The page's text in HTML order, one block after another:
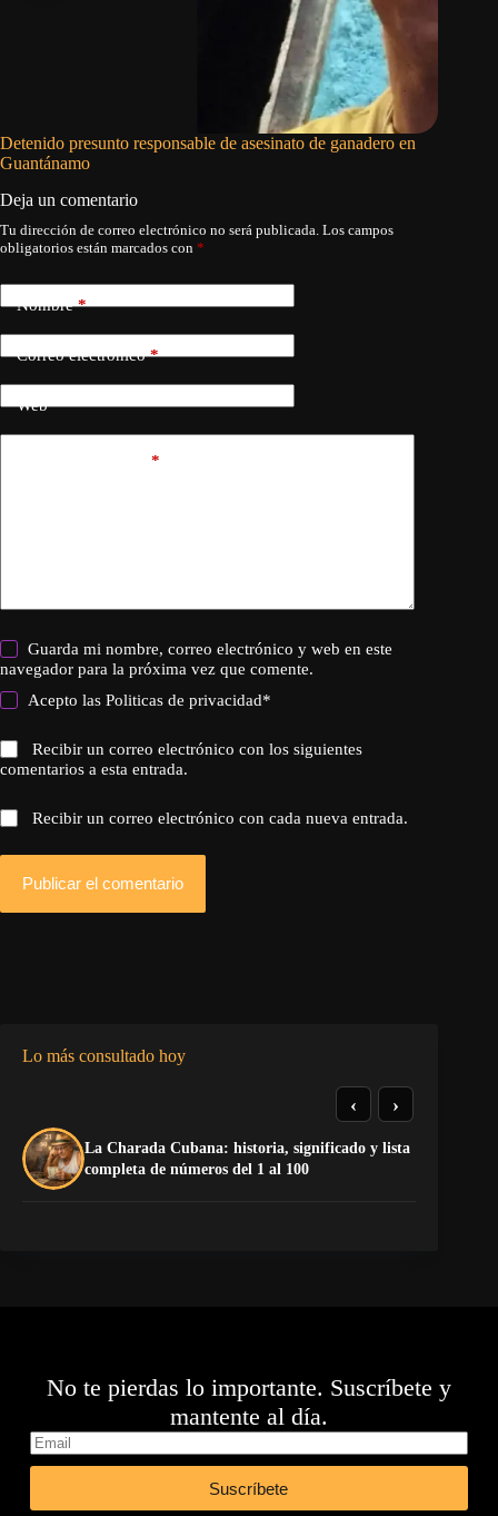
Detenido presunto responsable de asesinato de ganadero en
Guantánamo
Deja un comentario
Tu dirección de correo electrónico no será publicada. Los campos
obligatorios están marcados con *
Nombre*
Correo electrónico*
Web
*
Guarda mi nombre, correo electrónico y web en este
navegador para la próxima vez que comente.
Acepto lasPoliticas de privacidad*
Recibir un correo electrónico con los siguientes
comentarios a esta entrada.
Recibir un correo electrónico con cada nueva entrada.
Publicar el comentario
Lo más consultado hoy
La Charada Cubana: historia, significado y lista
completa de números del 1 al 100
‹ ›
No te pierdas lo importante. Suscríbete y
mantente al día.
Suscríbete